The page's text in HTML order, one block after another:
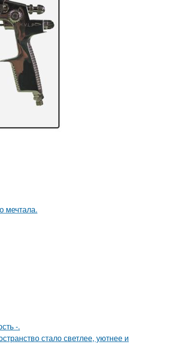
мечтала.
-.
стало светлее, уютнее и